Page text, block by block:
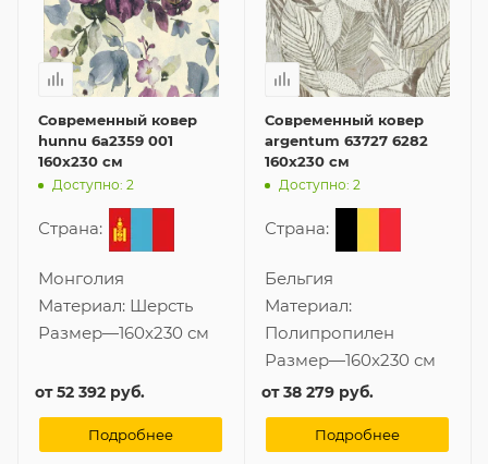
Современный ковер
hunnu 6a2359 001
160x230 см
Доступно: 2
Страна:
Монголия
Материал: Шерсть
Размер—160x230 см
от52 392 руб.
Подробнее
Современный ковер
argentum 63727 6282
160x230 см
Доступно: 2
Страна:
Бельгия
Материал:
Полипропилен
Размер—160x230 см
от38 279 руб.
Подробнее